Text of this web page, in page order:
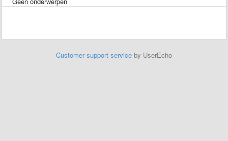
Customer support service by UserEcho